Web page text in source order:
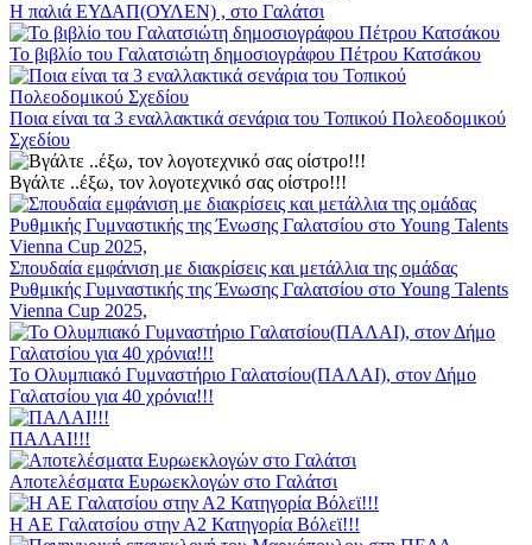
Η παλιά ΕΥΔΑΠ(ΟΥΛΕΝ) , στο Γαλάτσι
Το βιβλίο του Γαλατσιώτη δημοσιογράφου Πέτρου Κατσάκου
Ποια είναι τα 3 εναλλακτικά σενάρια του Τοπικού Πολεοδομικού
Σχεδίου
Βγάλτε ..έξω, τον λογοτεχνικό σας οίστρο!!!
Σπουδαία εμφάνιση με διακρίσεις και μετάλλια της ομάδας
Ρυθμικής Γυμναστικής της Ένωσης Γαλατσίου στο Young Talents
Vienna Cup 2025,
Το Ολυμπιακό Γυμναστήριο Γαλατσίου(ΠΑΛΑΙ), στον Δήμο
Γαλατσίου για 40 χρόνια!!!
ΠΑΛΑΙ!!!
Αποτελέσματα Ευρωεκλογών στο Γαλάτσι
Η ΑΕ Γαλατσίου στην Α2 Κατηγορία Βόλεϊ!!!